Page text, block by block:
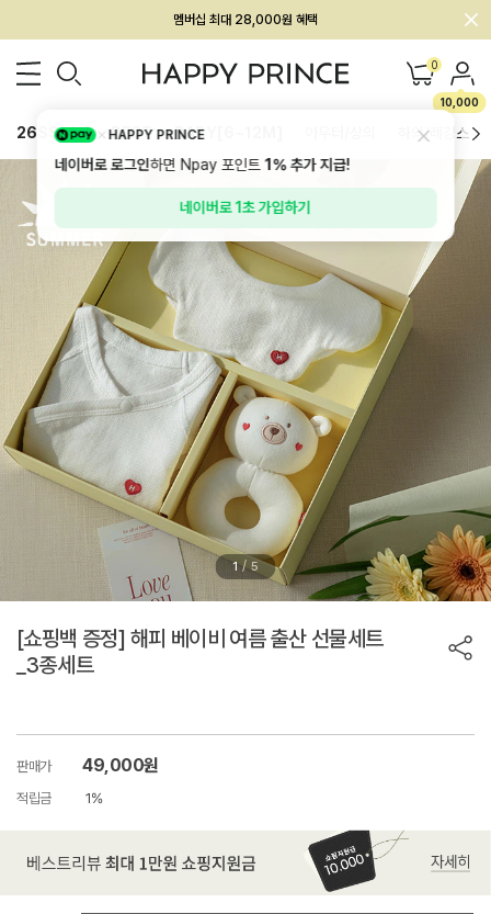
멤버십 최대 28,000원 혜택
0
10,000
26SS 신상 BEST BABY[6~12M] 하의/레깅스
1 / 5
[쇼핑백 증정] 해피 베이비 여름 출산 선물세트
_3종세트
판매가 49,000원
적립금 1%
HAPPY PRINCE
네이버로 로그인하면 Npay 포인트1%추가 지급!
네이버로 1초 가입하기